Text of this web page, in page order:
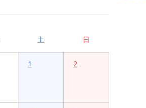
土 日
1 2